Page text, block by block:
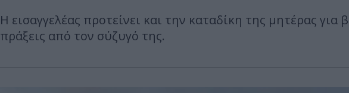
Η εισαγγελέας προτείνει και την καταδίκη της μητέρας
πράξεις από τον σύζυγό της.